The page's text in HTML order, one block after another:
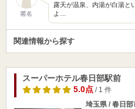
匿名
露天が温泉、内湯が白湯と
よ…
関連情報から探す
スーパーホテル春日部駅前
5.0点/ 1 件
埼玉県 / 春日部